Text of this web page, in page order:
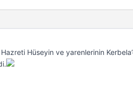
Hüseyin ve yarenlerinin